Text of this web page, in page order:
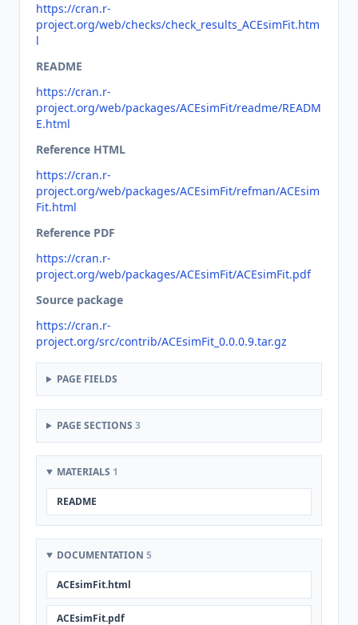
https://cran.r-
project.org/web/checks/check_results_ACEsimFit.htm
l
README
https://cran.r-
project.org/web/packages/ACEsimFit/readme/READM
E.html
Reference HTML
https://cran.r-
project.org/web/packages/ACEsimFit/refman/ACEsim
Fit.html
Reference PDF
https://cran.r-
project.org/web/packages/ACEsimFit/ACEsimFit.pdf
Source package
https://cran.r-
project.org/src/contrib/ACEsimFit_0.0.0.9.tar.gz
PAGE FIELDS
PAGE SECTIONS 3
MATERIALS 1
README
DOCUMENTATION 5
ACEsimFit.html
ACEsimFit.pdf